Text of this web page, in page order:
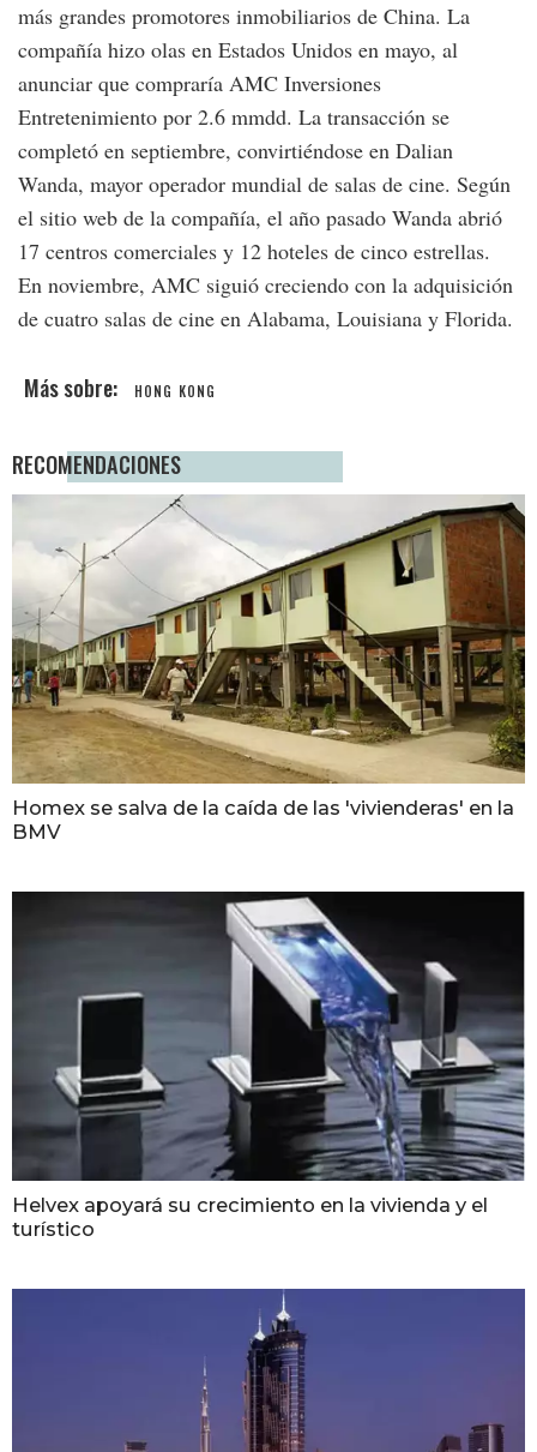
más grandes promotores inmobiliarios de China. La
compañía hizo olas en Estados Unidos en mayo, al
anunciar que compraría AMC Inversiones
Entretenimiento por 2.6 mmdd. La transacción se
completó en septiembre, convirtiéndose en Dalian
Wanda, mayor operador mundial de salas de cine. Según
el sitio web de la compañía, el año pasado Wanda abrió
17 centros comerciales y 12 hoteles de cinco estrellas.
En noviembre, AMC siguió creciendo con la adquisición
de cuatro salas de cine en Alabama, Louisiana y Florida.
HONG KONG
RECOMENDACIONES
Homex se salva de la caída de las 'vivienderas' en la
BMV
Helvex apoyará su crecimiento en la vivienda y el
turístico